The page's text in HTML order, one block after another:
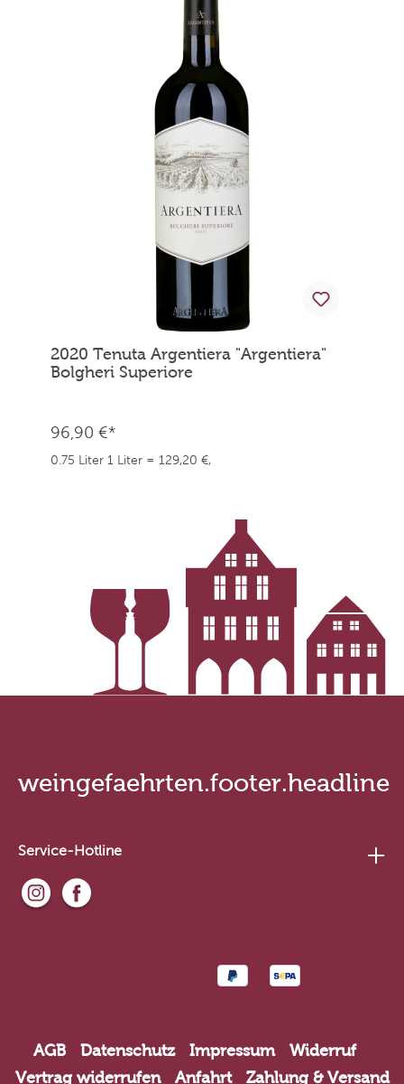
2020 Tenuta Argentiera "Argentiera"
Bolgheri Superiore
96,90 €*
0.75 Liter 1 Liter = 129,20 €,
weingefaehrten.footer.headline
Service-Hotline
AGB Datenschutz Impressum
Widerruf
Vertrag widerrufen
Anfahrt Zahlung & Versand